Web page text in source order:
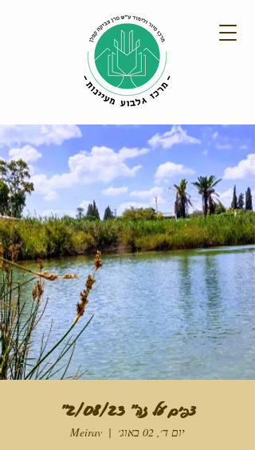
צפים על זה" 2/08/23"
יום ד׳, 02 באוג׳
  |
Meirav